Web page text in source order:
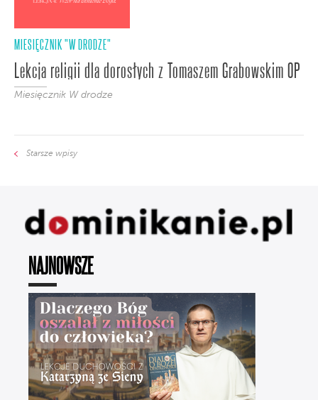
MIESIĘCZNIK "W DRODZE"
Lekcja religii dla dorosłych z Tomaszem Grabowskim OP
Miesięcznik W drodze
Starsze wpisy
NAJNOWSZE